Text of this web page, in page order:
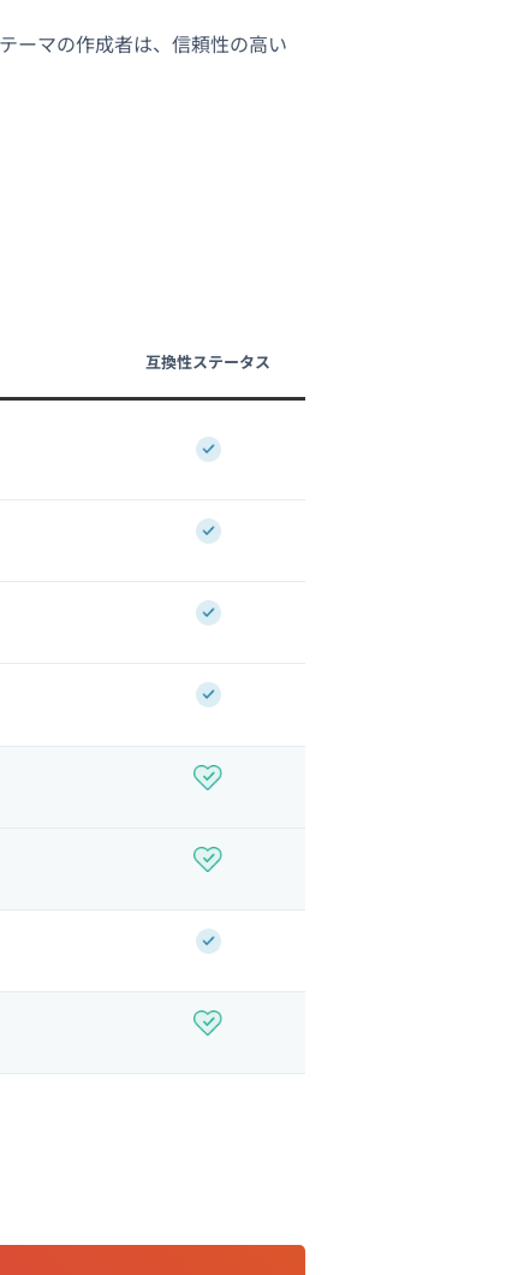
ーマの作成者は、信頼性の高い
互換性ステータス